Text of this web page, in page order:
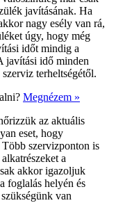
javításának. Ha
nagy esély van rá,
úgy, hogy még
időt mindig a
javítási idő minden
terheltségétől.
Megnézem »
az aktuális
eset, hogy
szervizponton is
a
akkor igazoljuk
foglalás helyén és
van